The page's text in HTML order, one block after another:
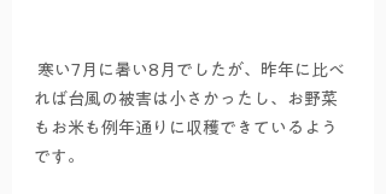
れば台風の被害は小さかったし、お野菜
もお米も例年通りに収穫できているよう
です。